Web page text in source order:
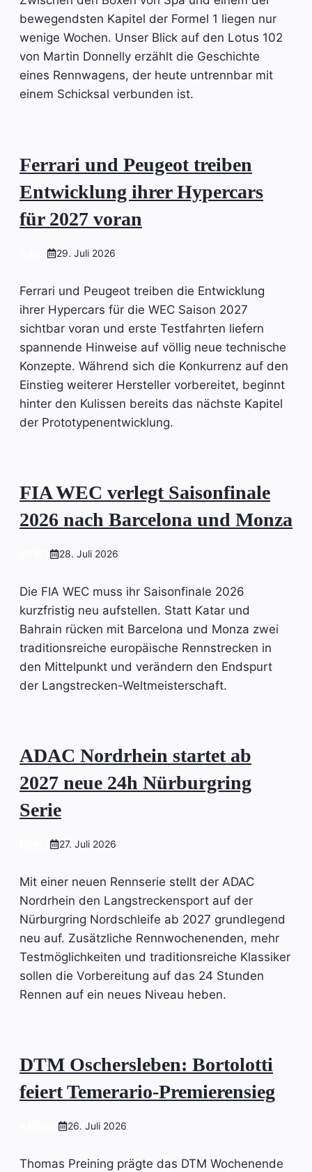
bewegendsten Kapitel der Formel 1 liegen nur
wenige Wochen. Unser Blick auf den Lotus 102
von Martin Donnelly erzählt die Geschichte
eines Rennwagens, der heute untrennbar mit
einem Schicksal verbunden ist.
Ferrari und Peugeot treiben
Entwicklung ihrer Hypercars
für 2027 voran
29. Juli 2026
Ferrari und Peugeot treiben die Entwicklung
ihrer Hypercars für die WEC Saison 2027
sichtbar voran und erste Testfahrten liefern
spannende Hinweise auf völlig neue technische
Konzepte. Während sich die Konkurrenz auf den
Einstieg weiterer Hersteller vorbereitet, beginnt
hinter den Kulissen bereits das nächste Kapitel
der Prototypenentwicklung.
FIA WEC verlegt Saisonfinale
2026 nach Barcelona und Monza
28. Juli 2026
Die FIA WEC muss ihr Saisonfinale 2026
kurzfristig neu aufstellen. Statt Katar und
Bahrain rücken mit Barcelona und Monza zwei
traditionsreiche europäische Rennstrecken in
den Mittelpunkt und verändern den Endspurt
der Langstrecken-Weltmeisterschaft.
ADAC Nordrhein startet ab
2027 neue 24h Nürburgring
Serie
27. Juli 2026
Mit einer neuen Rennserie stellt der ADAC
Nordrhein den Langstreckensport auf der
Nürburgring Nordschleife ab 2027 grundlegend
neu auf. Zusätzliche Rennwochenenden, mehr
Testmöglichkeiten und traditionsreiche Klassiker
sollen die Vorbereitung auf das 24 Stunden
Rennen auf ein neues Niveau heben.
DTM Oschersleben: Bortolotti
feiert Temerario-Premierensieg
26. Juli 2026
Thomas Preining prägte das DTM Wochenende